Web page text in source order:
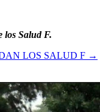
los Salud F.
LOS SALUD F →